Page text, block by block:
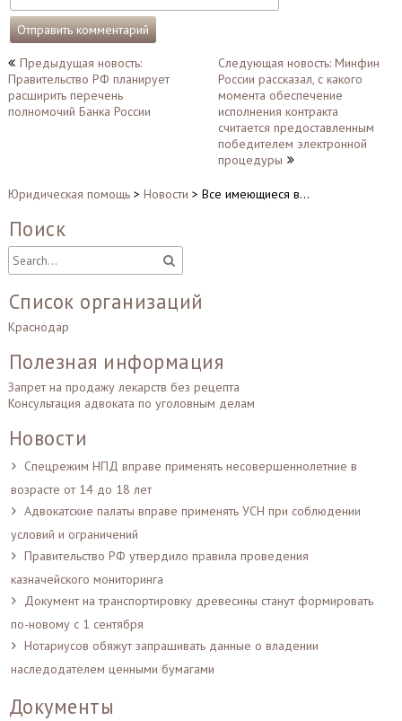
Навигация
по
записям
Предыдущая новость:
Правительство РФ планирует
расширить перечень
полномочий Банка России
Следующая новость: Минфин
России рассказал, с какого
момента обеспечение
исполнения контракта
считается предоставленным
победителем электронной
процедуры
Юридическая помощь> Новости > Все имеющиеся в…
Поиск
Список организаций
Краснодар
Полезная информация
Запрет на продажу лекарств без рецепта
Консультация адвоката по уголовным делам
Новости
Спецрежим НПД вправе применять несовершеннолетние в
возрасте от 14 до 18 лет
Адвокатские палаты вправе применять УСН при соблюдении
условий и ограничений
Правительство РФ утвердило правила проведения
казначейского мониторинга
Документ на транспортировку древесины станут формировать
по-новому с 1 сентября
Нотариусов обяжут запрашивать данные о владении
наследодателем ценными бумагами
Документы